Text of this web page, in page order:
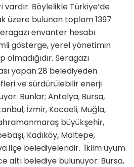
Böylelikle Türkiye’de
üzere bulunan toplam 1397
envanter hesabı
gösterge, yerel yönetimin
Seragazı
yapan 28 belediyeden
ve sürdürülebilir enerji
Bunlar; Antalya, Bursa,
İzmir, Kocaeli, Muğla,
büyükşehir,
Kadıköy, Maltepe,
ilçe belediyeleridir. İklim uyum
altı belediye bulunuyor: Bursa,